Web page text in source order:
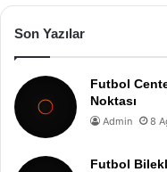
Son Yazılar
Futbol
Noktası
Admin 8
Futbol